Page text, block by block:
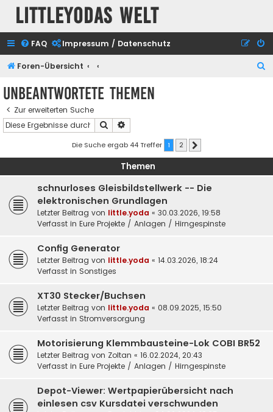
Littleyodas Welt
FAQ Impressum / Datenschutz
Foren-Übersicht
Unbeantwortete Themen
Zur erweiterten Suche
Suche
Die Suche ergab 44 Treffer 1 2
Themen
schnurloses Gleisbildstellwerk -- Die
elektronischen Grundlagen
Letzter Beitrag von little.yoda « 30.03.2026, 19:58
Verfasst in Eure Projekte / Anlagen / Hirngespinste
Config Generator
Letzter Beitrag von little.yoda « 14.03.2026, 18:24
Verfasst in Sonstiges
XT30 Stecker/Buchsen
Letzter Beitrag von little.yoda « 08.09.2025, 15:50
Verfasst in Stromversorgung
Motorisierung Klemmbausteine-Lok COBI BR52
Letzter Beitrag von Zoltan « 16.02.2024, 20:43
Verfasst in Eure Projekte / Anlagen / Hirngespinste
Depot-Viewer: Wertpapierübersicht nach
einlesen csv Kursdatei verschwunden